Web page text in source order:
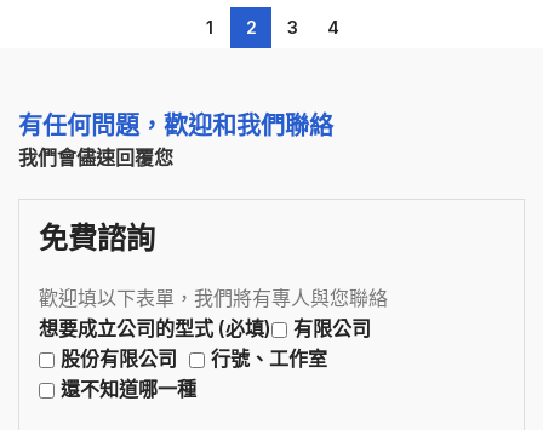
1 2 3 4
有任何問題，歡迎和我們聯絡
我們會儘速回覆您
免費諮詢
歡迎填以下表單，我們將有專人與您聯絡
想要成立公司的型式 (必填)
有限公司
股份有限公司
行號、工作室
還不知道哪一種